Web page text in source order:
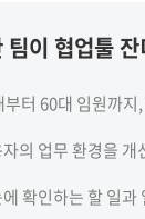
이 협업툴
부터 60대 임원까지
의 업무 환경을
확인하는 할 일과